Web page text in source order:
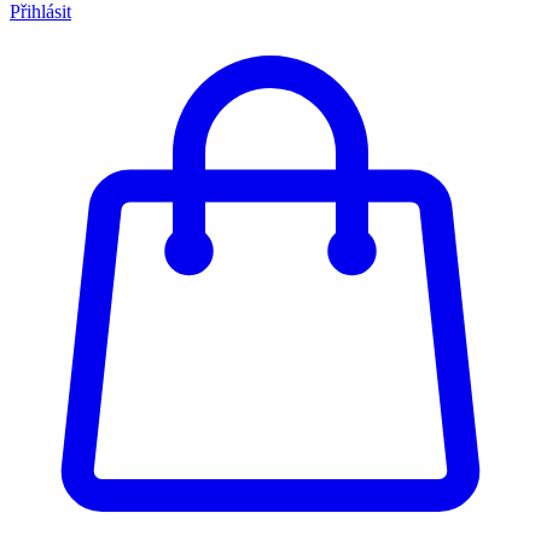
Přihlásit